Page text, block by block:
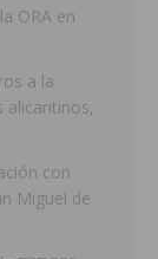
ORA en
a la
alicantinos,
con
Miguel de